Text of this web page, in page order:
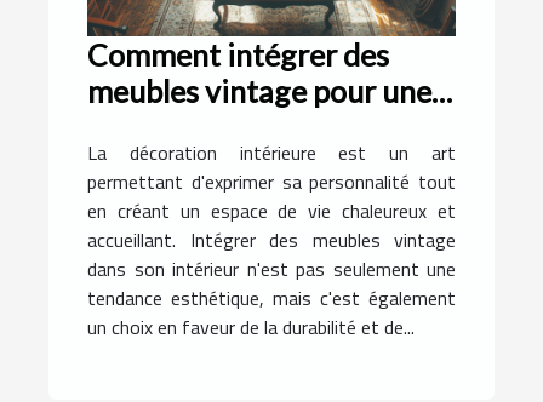
Comment intégrer des
meubles vintage pour une
La décoration intérieure est un art
permettant d'exprimer sa personnalité tout
en créant un espace de vie chaleureux et
accueillant. Intégrer des meubles vintage
dans son intérieur n'est pas seulement une
tendance esthétique, mais c'est également
un choix en faveur de la durabilité et de...